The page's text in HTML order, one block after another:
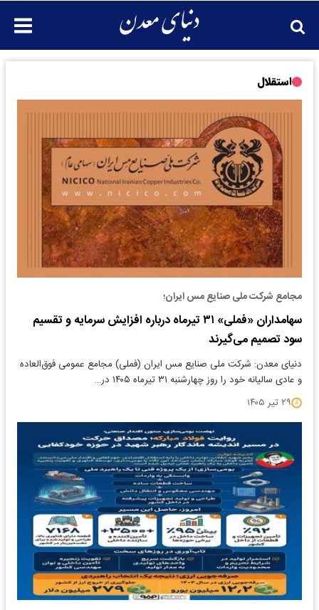
استقلال
مجامع شرکت ملی صنایع مس ایران؛
سهامداران «فملی» ۳۱ تیرماه درباره افزایش سرمایه و تقسیم
سود تصمیم می‌گیرند
دنیای معدن: شرکت ملی صنایع مس ایران (فملی) مجامع عمومی فوق‌العاده
و عادی سالیانه خود را روز چهارشنبه ۳۱ تیرماه ۱۴۰۵ در…
۲۹ تیر ۱۴۰۵